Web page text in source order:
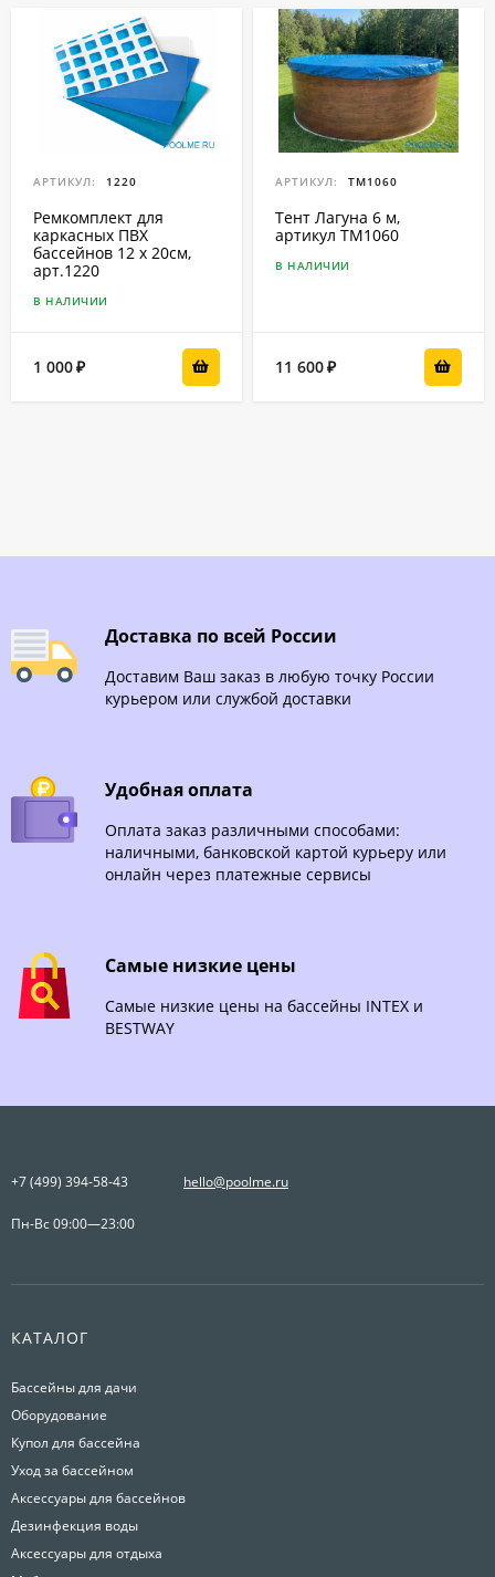
АРТИКУЛ: 1220
Ремкомплект для
каркасных ПВХ
бассейнов 12 x 20см,
арт.1220
В НАЛИЧИИ
1 000₽
АРТИКУЛ: ТМ1060
Тент Лагуна 6 м,
артикул ТМ1060
В НАЛИЧИИ
11 600₽
Доставка по всей России
Доставим Ваш заказ в любую точку России
курьером или службой доставки
Удобная оплата
Оплата заказ различными способами:
наличными, банковской картой курьеру или
онлайн через платежные сервисы
Самые низкие цены
Самые низкие цены на бассейны INTEX и
BESTWAY
+7 (499) 394-58-43 hello@poolme.ru
Пн-Вс 09:00—23:00
КАТАЛОГ
Бассейны для дачи
Оборудование
Купол для бассейна
Уход за бассейном
Аксессуары для бассейнов
Дезинфекция воды
Аксессуары для отдыха